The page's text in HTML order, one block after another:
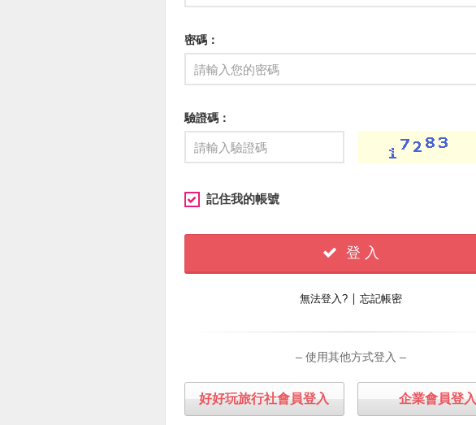
密碼：
驗證碼：
記住我的帳號
登 入
無法登入? ∣忘記帳密
– 使用其他方式登入 –
好好玩旅行社會員登入 企業會員登入